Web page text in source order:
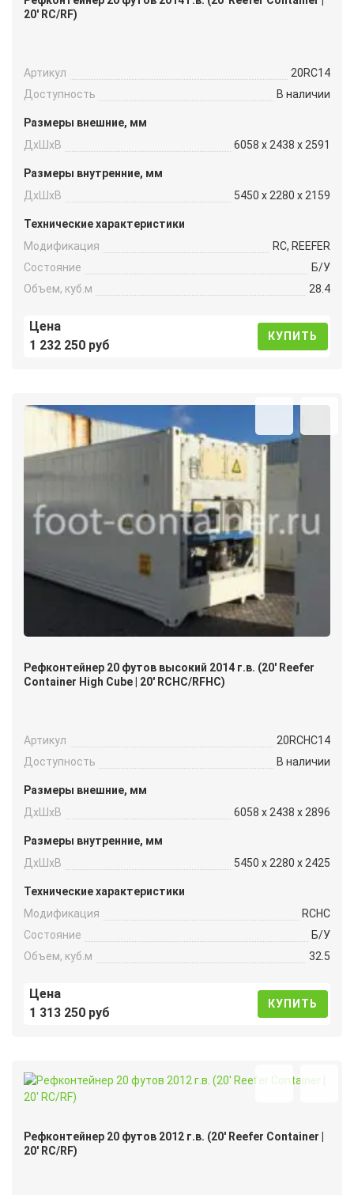
20′ RC/RF)
Артикул
20RC14
Доступность
В наличии
Размеры внешние, мм
ДxШxВ
6058 x 2438 x 2591
Размеры внутренние, мм
ДxШxВ
5450 x 2280 x 2159
Технические характеристики
Модификация
RC, REEFER
Состояние
Б/У
Объем, куб.м
28.4
Цена
1 232 250 руб
КУПИТЬ
Рефконтейнер 20 футов высокий 2014 г.в. (20′ Reefer
Container High Cube | 20′ RCHC/RFHC)
Артикул
20RCHC14
Доступность
В наличии
Размеры внешние, мм
ДxШxВ
6058 x 2438 x 2896
Размеры внутренние, мм
ДxШxВ
5450 x 2280 x 2425
Технические характеристики
Модификация
RCHC
Состояние
Б/У
Объем, куб.м
32.5
Цена
1 313 250 руб
КУПИТЬ
Рефконтейнер 20 футов 2012 г.в. (20′ Reefer Container |
20′ RC/RF)